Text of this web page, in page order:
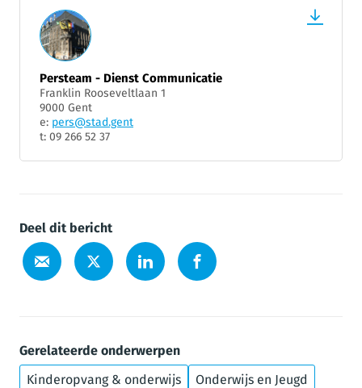
Persteam - Dienst Communicatie
Franklin Rooseveltlaan 1
9000 Gent
e: pers@stad.gent
t: 09 266 52 37
Deel dit bericht
Gerelateerde onderwerpen
Kinderopvang & onderwijs
Onderwijs en Jeugd